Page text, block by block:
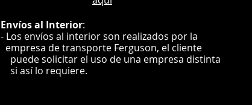
Envíosal Interior:
- Los envíos al interior son realizados por la
empresa de transporte Ferguson, el cliente
puede solicitar el uso de una empresa distinta
si así lo requiere.